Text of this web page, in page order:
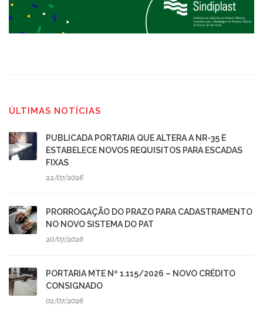
ÚLTIMAS NOTÍCIAS
PUBLICADA PORTARIA QUE ALTERA A NR-35 E
ESTABELECE NOVOS REQUISITOS PARA ESCADAS
FIXAS
22/07/2026
PRORROGAÇÃO DO PRAZO PARA CADASTRAMENTO
NO NOVO SISTEMA DO PAT
20/07/2026
PORTARIA MTE Nº 1.115/2026 – NOVO CRÉDITO
CONSIGNADO
02/07/2026